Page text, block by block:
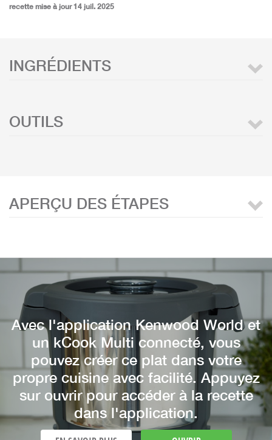
recette mise à jour 14 juil. 2025
INGRÉDIENTS
OUTILS
APERÇU DES ÉTAPES
Avec l'application Kenwood World et
un kCook Multi connecté, vous
pouvez créer ce plat dans votre
propre cuisine avec facilité. Appuyez
sur ouvrir pour accéder à la recette
dans l'application.